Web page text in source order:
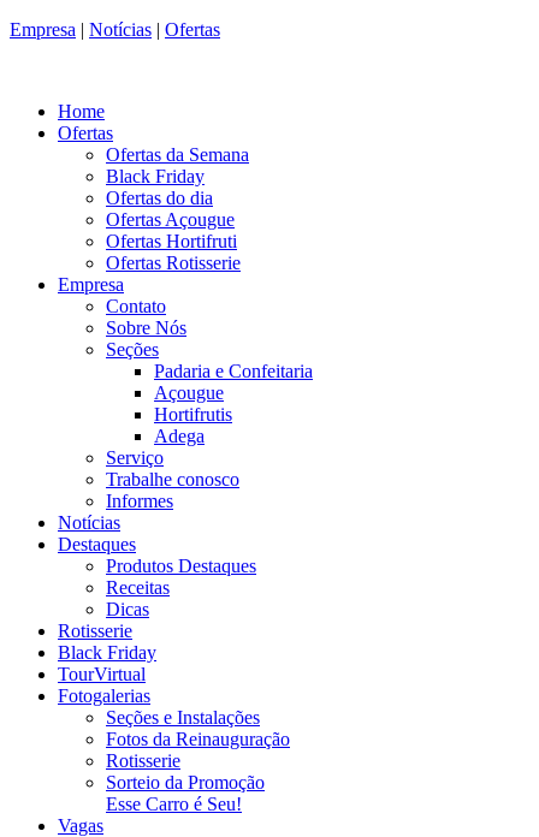
Empresa | Notícias | Ofertas
Home
Ofertas
Ofertas da Semana
Black Friday
Ofertas do dia
Ofertas Açougue
Ofertas Hortifruti
Ofertas Rotisserie
Empresa
Contato
Sobre Nós
Seções
Padaria e Confeitaria
Açougue
Hortifrutis
Adega
Serviço
Trabalhe conosco
Informes
Notícias
Destaques
Produtos Destaques
Receitas
Dicas
Rotisserie
Black Friday
TourVirtual
Fotogalerias
Seções e Instalações
Fotos da Reinauguração
Rotisserie
Sorteio da Promoção
Esse Carro é Seu!
Vagas